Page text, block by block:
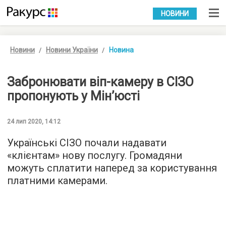
УКР РУС
НОВИНИ
Новини Новини України Новина
Забронювати віп-камеру в СІЗО
пропонують у Мін’юсті
24 лип 2020, 14:12
Українські СІЗО почали надавати
«клієнтам» нову послугу. Громадяни
можуть сплатити наперед за користування
платними камерами.